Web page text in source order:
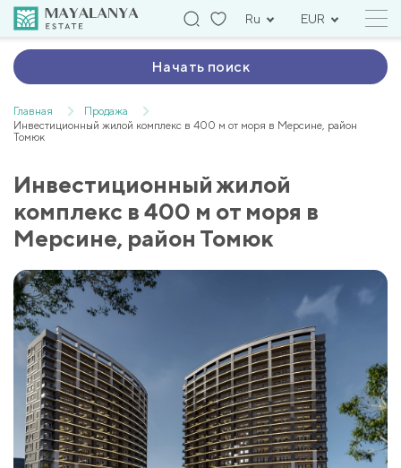
Ru EUR
Начать поиск
Главная
Продажа
Инвестиционный жилой комплекс в 400 м от моря в Мерсине, район
Томюк
Инвестиционный жилой
комплекс в 400 м от моря в
Мерсине, район Томюк